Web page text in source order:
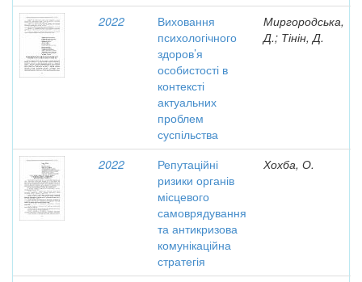
2022
Виховання
психологічного
здоров’я
особистості в
контексті
актуальних
проблем
суспільства
Миргородська,
Д.; Тінін, Д.
2022
Репутаційні
ризики органів
місцевого
самоврядування
та антикризова
комунікаційна
стратегія
Хохба, О.